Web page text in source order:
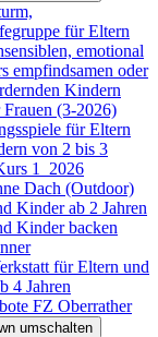
für Eltern
emotional
empfindsamen oder
Kindern
(3-2026)
für Eltern
von 2 bis 3
1_2026
Dach (Outdoor)
Kinder ab 2 Jahren
Kinder backen
für Eltern und
4 Jahren
FZ Oberrather
umschalten